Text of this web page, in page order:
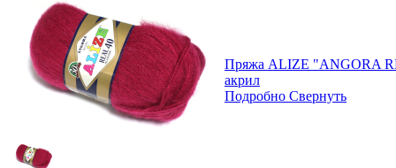
Пряжа ALIZE "ANGORA
акрил
Подробно Свернуть